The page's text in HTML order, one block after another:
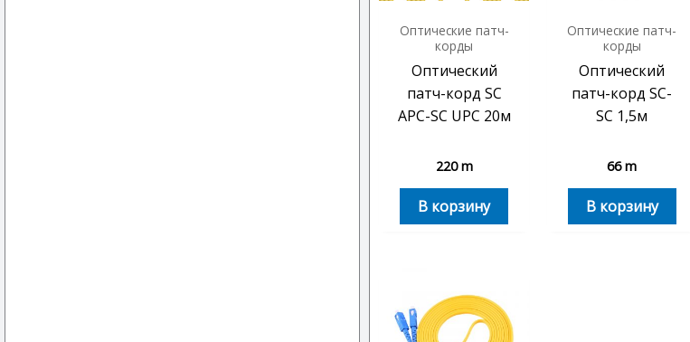
Оптические патч-
корды
Оптический
патч-корд SC
APC-SC UPC 20м
220m
В корзину
Оптические патч-
корды
Оптический
патч-корд SC-
SC 1,5м
66m
В корзину